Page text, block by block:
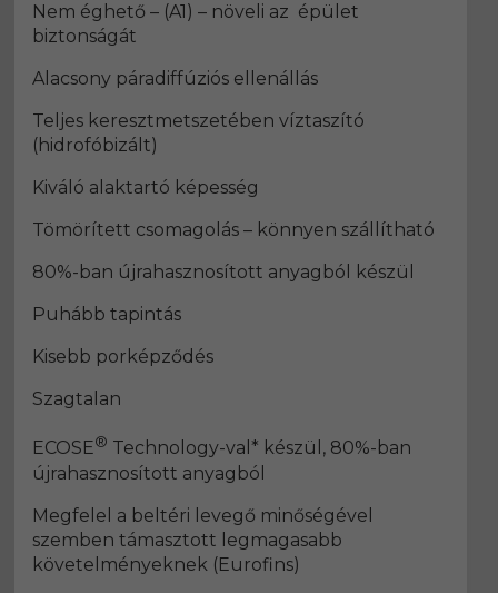
Nem éghető – (A1) – növeli az épület
biztonságát
Alacsony páradiffúziós ellenállás
Teljes keresztmetszetében víztaszító
(hidrofóbizált)
Kiváló alaktartó képesség
Tömörített csomagolás – könnyen szállítható
80%-ban újrahasznosított anyagból készül
Puhább tapintás
Kisebb porképződés
Szagtalan
ECOSE® Technology-val* készül, 80%-ban
újrahasznosított anyagból
Megfelel a beltéri levegő minőségével
szemben támasztott legmagasabb
követelményeknek (Eurofins)